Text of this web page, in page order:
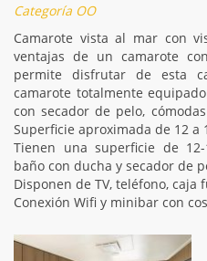
Categoría OO
Camarote vista al mar con
ventajas de un camarote
permite disfrutar de esta
camarote totalmente
con secador de pelo,
Superficie aproximada de 12 a
Tienen una superficie de
baño con ducha y secador de
Disponen de TV, teléfono, caja
Conexión Wifi y minibar con